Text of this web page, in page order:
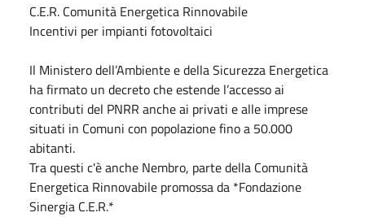
C.E.R. Comunità Energetica Rinnovabile
Incentivi per impianti fotovoltaici
Il Ministero dell’Ambiente e della Sicurezza Energetica
ha firmato un decreto che estende l’accesso ai
contributi del PNRR anche ai privati e alle imprese
situati in Comuni con popolazione fino a 50.000
abitanti.
Tra questi c'è anche Nembro, parte della Comunità
Energetica Rinnovabile promossa da *Fondazione
Sinergia C.E.R.*